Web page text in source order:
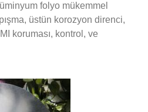
folyo mükemmel
üstün korozyon direnci,
koruması, kontrol, ve